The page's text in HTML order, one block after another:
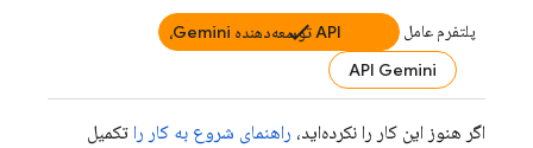
پلتفرم عامل
API توسعه‌دهنده Gemini،
API Gemini
اگر هنوز این کار را نکرده‌اید، راهنمای شروع به کار را تکمیل